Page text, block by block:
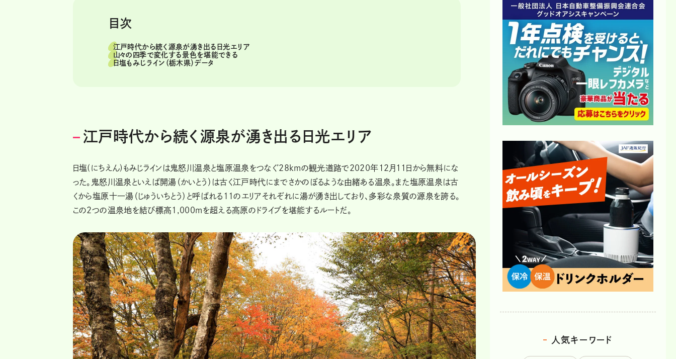
目次
江戸時代から続く源泉が湧き出る日光エリア
山々の四季で変化する景色を堪能できる
日塩もみじライン（栃木県）データ
江戸時代から続く源泉が湧き出る日光エリア
日塩(にちえん)もみじラインは鬼怒川温泉と塩原温泉をつなぐ28kmの観光道路で2020年12月11日から無料にな
った。鬼怒川温泉といえば開湯（かいとう）は古く江戸時代にまでさかのぼるような由緒ある温泉。また塩原温泉は古
くから塩原十一湯（じゅういちとう）と呼ばれる11のエリアそれぞれに湯が湧き出しており、多彩な泉質の源泉を誇る。
この2つの温泉地を結び標高1,000mを超える高原のドライブを堪能するルートだ。
人気キーワード